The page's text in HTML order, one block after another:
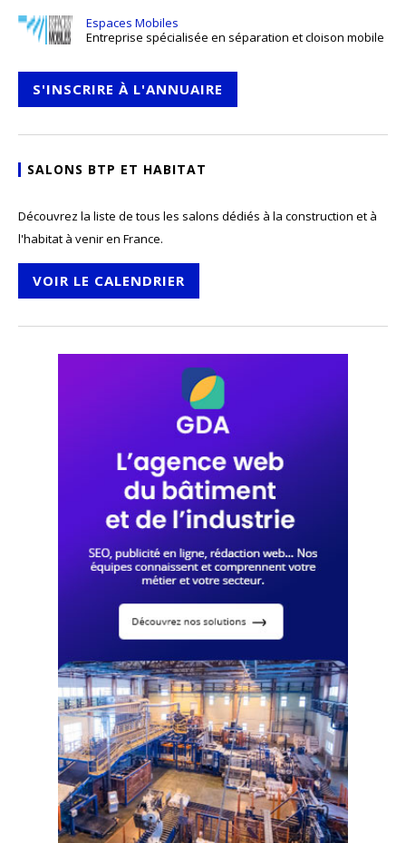
Espaces Mobiles
Entreprise spécialisée en séparation et cloison mobile
S'INSCRIRE À L'ANNUAIRE
SALONS BTP ET HABITAT
Découvrez la liste de tous les salons dédiés à la construction et à
l'habitat à venir en France.
VOIR LE CALENDRIER